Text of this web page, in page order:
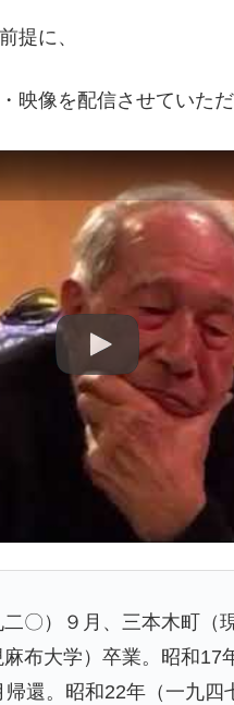
提に、
映像を配信させていただ
〇）９月、三本木町（
布大学）卒業。昭和17
還。昭和22年（一九